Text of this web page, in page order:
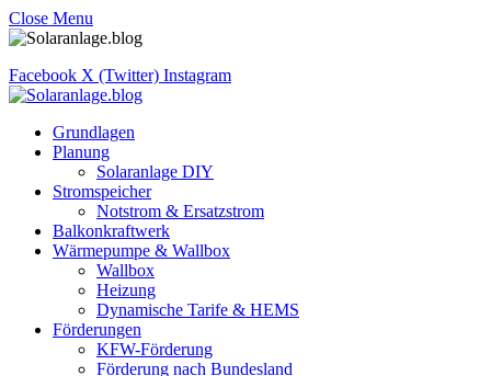
Close Menu
Facebook X (Twitter) Instagram
Grundlagen
Planung
Solaranlage DIY
Stromspeicher
Notstrom & Ersatzstrom
Balkonkraftwerk
Wärmepumpe & Wallbox
Wallbox
Heizung
Dynamische Tarife & HEMS
Förderungen
KFW-Förderung
Förderung nach Bundesland